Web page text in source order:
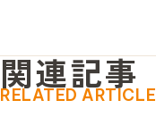
関連記事
RELATED ARTICLE